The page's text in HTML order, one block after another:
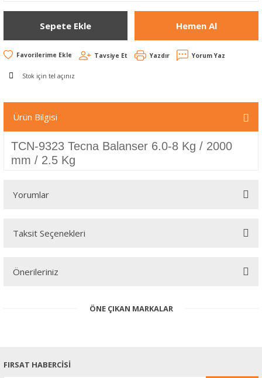
Sepete Ekle Hemen Al
Tavsiye Et Yazdır Yorum Yaz
Stok için tel açınız
Ürün Bilgisi
TCN-9323 Tecna Balanser 6.0-8 Kg / 2000
mm / 2.5 Kg
Yorumlar
Taksit Seçenekleri
Önerileriniz
konularda yetersiz gördüğünüz noktaları öneri formunu kullanarak
Ürün resmi kalitesiz, bozuk veya görüntülenemiyor.
ÖNE ÇIKAN MARKALAR
FIRSAT HABERCİSİ